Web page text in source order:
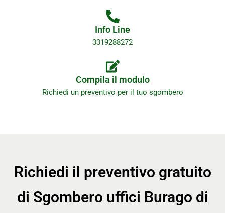
Info Line
3319288272
Compila il modulo
Richiedi un preventivo per il tuo sgombero
Richiedi il preventivo gratuito
di Sgombero uffici Burago di